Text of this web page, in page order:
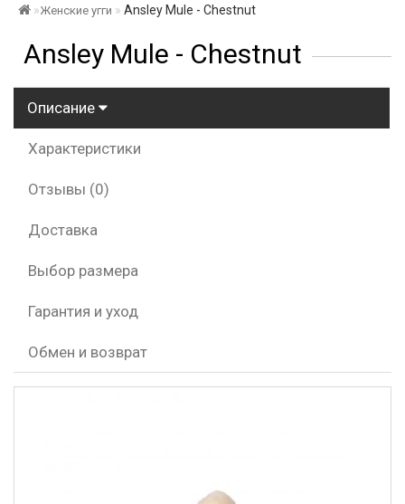
Женские угги Ansley Mule - Chestnut
Ansley Mule - Chestnut
Описание
Характеристики
Отзывы (0)
Доставка
Выбор размера
Гарантия и уход
Обмен и возврат